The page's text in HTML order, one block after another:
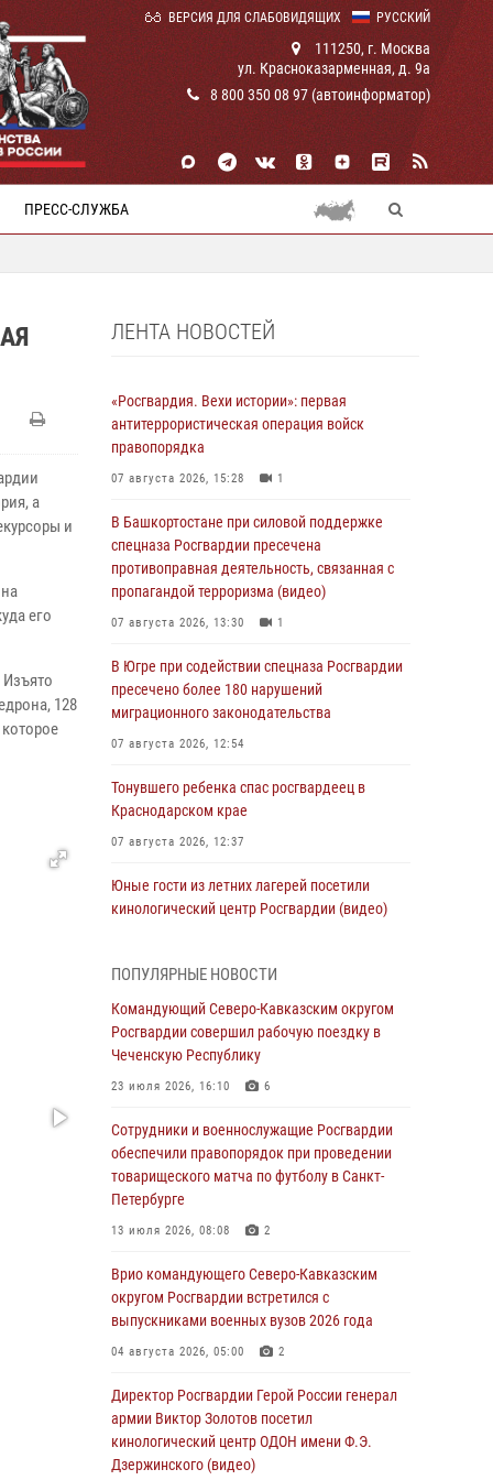
РУССКИЙ
ВЕРСИЯ ДЛЯ СЛАБОВИДЯЩИХ
111250, г. Москва
ул. Красноказарменная, д. 9а
8 800 350 08 97 (автоинформатор)
ПРЕСС-СЛУЖБА
а
и
его
128
ЛЕНТА НОВОСТЕЙ
«Росгвардия. Вехи истории»: первая
антитеррористическая операция войск
правопорядка
07 августа 2026, 15:28 1
В Башкортостане при силовой поддержке
спецназа Росгвардии пресечена
противоправная деятельность, связанная с
пропагандой терроризма (видео)
07 августа 2026, 13:30 1
В Югре при содействии спецназа Росгвардии
пресечено более 180 нарушений
миграционного законодательства
07 августа 2026, 12:54
Тонувшего ребенка спас росгвардеец в
Краснодарском крае
07 августа 2026, 12:37
Юные гости из летних лагерей посетили
кинологический центр Росгвардии (видео)
Ветеран войск правопорядка генерал-майор
Иван Пияшев – герой выпуска «Легенды
армии с Александром Маршалом»
07 августа 2026, 12:00
округу Росгвардии и ветераны военной
контрразведки почтили память Николая
Кузнецова
07 августа 2026, 12:00
подняться на крышу Смольного собора в
Санкт-Петербурге (видео)
07 августа 2026, 11:34 3 1
основам взрывобезопасности
07 августа 2026, 11:33
Рэпер ST посетил раненых росгвардейцев в
ПОПУЛЯРНЫЕ НОВОСТИ
Командующий Северо-Кавказским округом
Росгвардии совершил рабочую поездку в
Чеченскую Республику
23 июля 2026, 16:10 6
Сотрудники и военнослужащие Росгвардии
обеспечили правопорядок при проведении
товарищеского матча по футболу в Санкт-
Петербурге
13 июля 2026, 08:08 2
Врио командующего Северо-Кавказским
округом Росгвардии встретился с
выпускниками военных вузов 2026 года
04 августа 2026, 05:00 2
Директор Росгвардии Герой России генерал
армии Виктор Золотов посетил
кинологический центр ОДОН имени Ф.Э.
Дзержинского (видео)